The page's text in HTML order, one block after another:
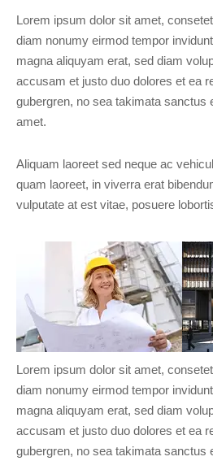
Lorem ipsum dolor sit amet,
diam nonumy eirmod tempor
magna aliquyam erat, sed diam
accusam et justo duo dolores et ea
gubergren, no sea takimata sanctus
amet.
Aliquam laoreet sed neque ac
quam laoreet, in viverra erat
vulputate at est vitae, posuere
Lorem ipsum dolor sit amet,
diam nonumy eirmod tempor
magna aliquyam erat, sed diam
accusam et justo duo dolores et ea
gubergren, no sea takimata sanctus